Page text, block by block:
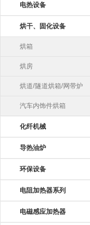
电热设备
烘干、固化设备
烘箱
烘房
烘道/隧道烘箱/网带炉
汽车内饰件烘箱
化纤机械
导热油炉
环保设备
电阻加热器系列
电磁感应加热器